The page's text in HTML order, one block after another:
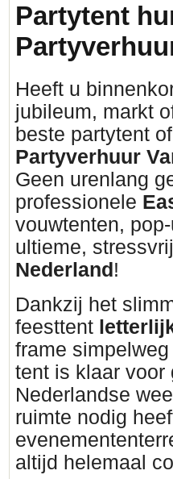
Partytent
Heeft u
jubileum, markt
beste partytent
Partyverhuur
Geen urenlang
professionele
vouwtenten,
ultieme,
Nederland !
Dankzij het
feesttent
frame
tent is klaar voor
Nederlandse
ruimte nodig
altijd helemaal